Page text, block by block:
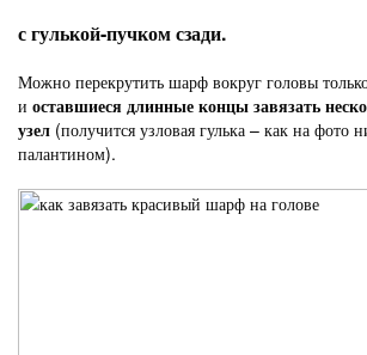
с гулькой-пучком сзади.
Можно перекрутить шарф вокруг головы
и оставшиеся длинные концы завязать
узел (получится узловая гулька – как на фото
палантином).